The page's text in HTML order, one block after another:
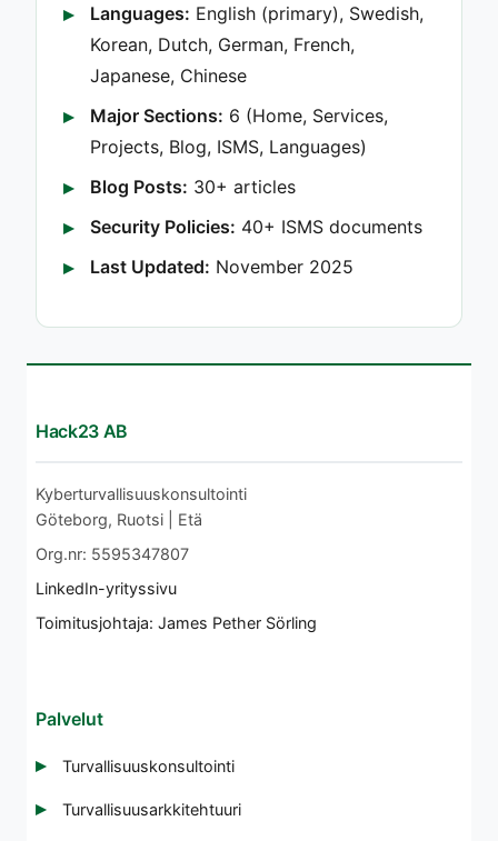
Languages: English (primary), Swedish,
Korean, Dutch, German, French,
Japanese, Chinese
Major Sections: 6 (Home, Services,
Projects, Blog, ISMS, Languages)
Blog Posts: 30+ articles
Security Policies: 40+ ISMS documents
Last Updated: November 2025
Hack23 AB
Kyberturvallisuuskonsultointi
Göteborg, Ruotsi | Etä
Org.nr: 5595347807
LinkedIn-yrityssivu
Toimitusjohtaja: James Pether Sörling
Palvelut
Turvallisuuskonsultointi
Turvallisuusarkkitehtuuri